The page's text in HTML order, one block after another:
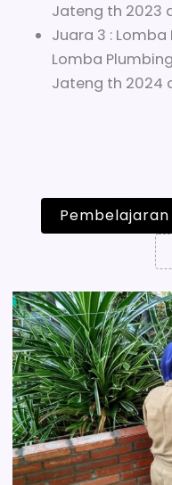
Jateng th 2023
Juara 3 :
Lomba
Jateng th 2024
Pembelajaran